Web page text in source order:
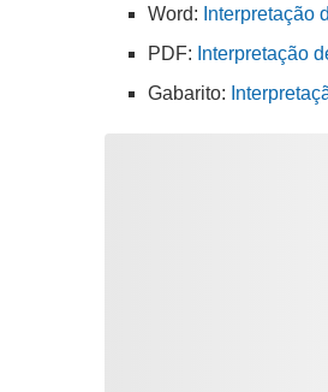
Word: Interpretação
PDF: Interpretação
Gabarito: